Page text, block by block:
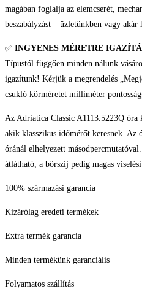
magában foglalja az elemcserét,
beszabályzást – üzletünkben vagy akár
✅ INGYENES MÉRETRE
Típustól függően minden nálunk
igazítunk! Kérjük a megrendelés
csukló körméretet milliméter
Az Adriatica Classic A1113.5223Q
akik klasszikus időmérőt keresnek. Az
óránál elhelyezett
átlátható, a bőrszíj pedig magas
100% származási garancia
Kizárólag eredeti termékek
Extra termék garancia
Minden termékünk garanciális
Folyamatos szállítás